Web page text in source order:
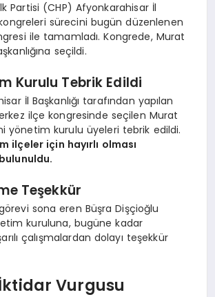
Partisi (CHP) Afyonkarahisar İl
kongreleri sürecini bugün düzenlenen
ile tamamladı. Kongrede, Murat
seçildi.
Kurulu Tebrik Edildi
İl Başkanlığı tarafından yapılan
ilçe kongresinde seçilen Murat
yönetim kurulu üyeleri tebrik edildi.
ilçeler için hayırlı olması
Teşekkür
sona eren Büşra Dişçioğlu
kuruluna, bugüne kadar
çalışmalardan dolayı teşekkür
İktidar Vurgusu